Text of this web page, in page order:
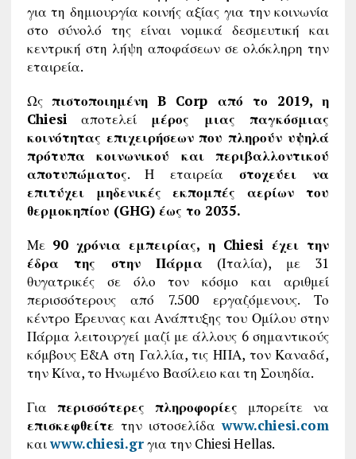
για τη δημιουργία κοινής αξίας για την κοινωνία
στο σύνολό της είναι νομικά δεσμευτική και
κεντρική στη λήψη αποφάσεων σε ολόκληρη την
εταιρεία.
Ως πιστοποιημένη B Corp από το 2019, η
Chiesi αποτελεί μέρος μιας παγκόσμιας
κοινότητας επιχειρήσεων που πληρούν υψηλά
πρότυπα κοινωνικού και περιβαλλοντικού
αποτυπώματος. Η εταιρεία στοχεύει να
επιτύχει μηδενικές εκπομπές αερίων του
θερμοκηπίου (GHG) έως το 2035.
Με 90 χρόνια εμπειρίας, η Chiesi έχει την
έδρα της στην Πάρμα (Ιταλία), με 31
θυγατρικές σε όλο τον κόσμο και αριθμεί
περισσότερους από 7.500 εργαζόμενους. Το
κέντρο Έρευνας και Ανάπτυξης του Ομίλου στην
Πάρμα λειτουργεί μαζί με άλλους 6 σημαντικούς
κόμβους Ε&Α στη Γαλλία, τις ΗΠΑ, τον Καναδά,
την Κίνα, το Ηνωμένο Βασίλειο και τη Σουηδία.
Για περισσότερες πληροφορίες μπορείτε να
επισκεφθείτε την ιστοσελίδαwww.chiesi.com
καιwww.chiesi.grγια την Chiesi Hellas.